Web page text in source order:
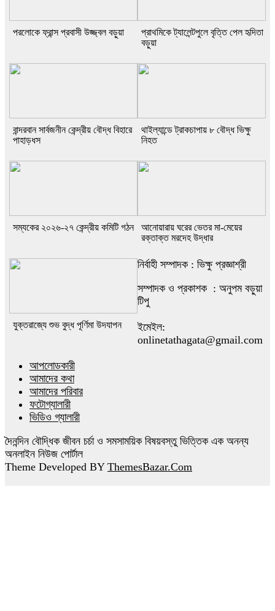
পরলোকে ফ্রান্স প্রবাসী উজ্জ্বল বড়ুয়া
প্রাথমিকে ট্যালেন্টপুলে বৃত্তি পেল হৃদিতা
বড়ুয়া
বান্দরবান সার্বজনীন কেন্দ্রীয় বৌদ্ধ বিহারে
পাহাড়ধস
থাইল্যান্ডে ট্রাকচাপায় ৮ বৌদ্ধ ভিক্ষু
নিহত
সম্যকের ২০২৬-২৭ কেন্দ্রীয় কমিটি গঠন
আনোয়ারায় ঘরের ভেতর মা-মেয়ের
রক্তাক্ত মরদেহ উদ্ধার
যুক্তরাজ্যে শুভ বুদ্ধ পূর্ণিমা উদযাপন
নির্বাহী সম্পাদক : ভিক্ষু প্রজ্ঞাশ্রী
সম্পাদক ও প্রকাশক : অনুপম বড়ুয়া
টিপু
ইমেইল:
onlinetathagata@gmail.com
আপলোডকারী
আমাদের কথা
আমাদের পরিবার
ফটোগ্যালারী
ভিডিও গ্যালারী
দৈনন্দিন বৌদ্ধিক জীবন চর্চা ও সমসাময়িক বিষয়বস্তু ভিত্তিক এক অনন্য
অনলাইন নিউজ পোর্টাল
Theme Developed BY ThemesBazar.Com